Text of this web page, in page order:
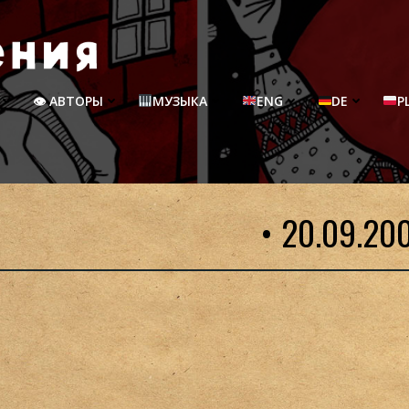
👁 АВТОРЫ МУЗЫКА ENG DE
•